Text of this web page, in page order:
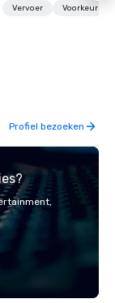
Services (key) is a
design and the best
Service in the
Vervoer
Profiel bezoeken